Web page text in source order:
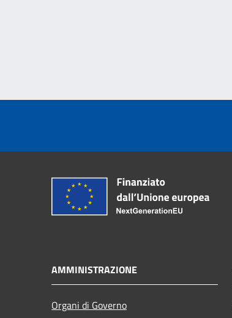
AMMINISTRAZIONE
Organi di Governo